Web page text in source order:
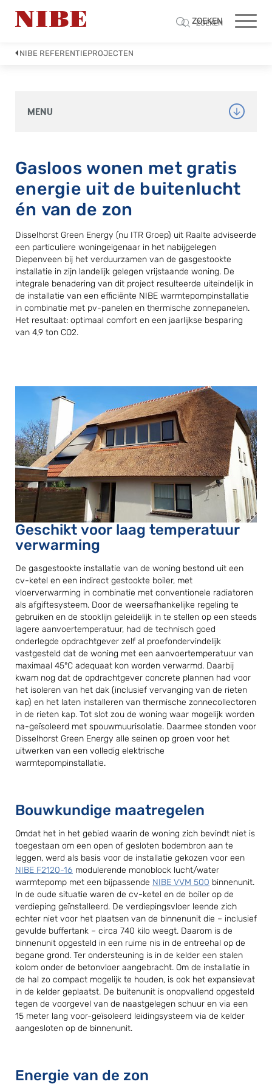
ZOEKEN
ZOEKEN
NIBE REFERENTIEPROJECTEN
MENU
Gasloos wonen met gratis
energie uit de buitenlucht
én van de zon
Disselhorst Green Energy (nu ITR Groep) uit Raalte adviseerde
een particuliere woningeigenaar in het nabijgelegen
Diepenveen bij het verduurzamen van de gasgestookte
installatie in zijn landelijk gelegen vrijstaande woning. De
integrale benadering van dit project resulteerde uiteindelijk in
de installatie van een efficiënte NIBE warmtepompinstallatie
in combinatie met pv-panelen en thermische zonnepanelen.
Het resultaat: optimaal comfort en een jaarlijkse besparing
van 4,9 ton CO2.
Geschikt voor laag temperatuur
verwarming
De gasgestookte installatie van de woning bestond uit een
cv-ketel en een indirect gestookte boiler, met
vloerverwarming in combinatie met conventionele radiatoren
als afgiftesysteem. Door de weersafhankelijke regeling te
gebruiken en de stooklijn geleidelijk in te stellen op een steeds
lagere aanvoertemperatuur, had de technisch goed
onderlegde opdrachtgever zelf al proefondervindelijk
vastgesteld dat de woning met een aanvoertemperatuur van
maximaal 45°C adequaat kon worden verwarmd. Daarbij
kwam nog dat de opdrachtgever concrete plannen had voor
het isoleren van het dak (inclusief vervanging van de rieten
kap) en het laten installeren van thermische zonnecollectoren
in de rieten kap. Tot slot zou de woning waar mogelijk worden
na-geïsoleerd met spouwmuurisolatie. Daarmee stonden voor
Disselhorst Green Energy alle seinen op groen voor het
uitwerken van een volledig elektrische
warmtepompinstallatie.
Bouwkundige maatregelen
Omdat het in het gebied waarin de woning zich bevindt niet is
toegestaan om een open of gesloten bodembron aan te
leggen, werd als basis voor de installatie gekozen voor een
NIBE F2120-16 modulerende monoblock lucht/water
warmtepomp met een bijpassende NIBE VVM 500 binnenunit.
In de oude situatie waren de cv-ketel en de boiler op de
verdieping geïnstalleerd. De verdiepingsvloer leende zich
echter niet voor het plaatsen van de binnenunit die – inclusief
gevulde buffertank – circa 740 kilo weegt. Daarom is de
binnenunit opgesteld in een ruime nis in de entreehal op de
begane grond. Ter ondersteuning is in de kelder een stalen
kolom onder de betonvloer aangebracht. Om de installatie in
de hal zo compact mogelijk te houden, is ook het expansievat
in de kelder geplaatst. De buitenunit is onopvallend opgesteld
tegen de voorgevel van de naastgelegen schuur en via een
15 meter lang voor-geïsoleerd leidingsysteem via de kelder
aangesloten op de binnenunit.
Energie van de zon